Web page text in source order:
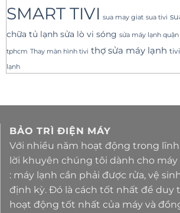
SMART TIVI sua may giat sua tivi
chữa tủ lạnh sửa lò vi sóng sửa máy lạnh quận
tphcm Thay màn hình tivi thợ sửa máy lạnh tivi
lạnh
BẢO TRÌ ĐIỆN MÁY
Với nhiều năm hoạt động trong
lời khuyên chúng tôi dành cho máy
: máy lạnh cần phải được rửa, vệ
định kỳ. Đó là cách tốt nhất để duy
hoạt động tốt nhất của máy và